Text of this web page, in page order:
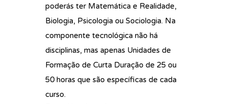
poderás ter Matemática e Realidade,
Biologia, Psicologia ou Sociologia. Na
componente tecnológica não há
disciplinas, mas apenas Unidades de
Formação de Curta Duração de 25 ou
50 horas que são específicas de cada
curso.